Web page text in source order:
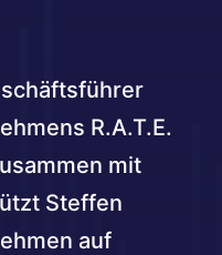
R.A.T.E.
mit
Steffen
auf